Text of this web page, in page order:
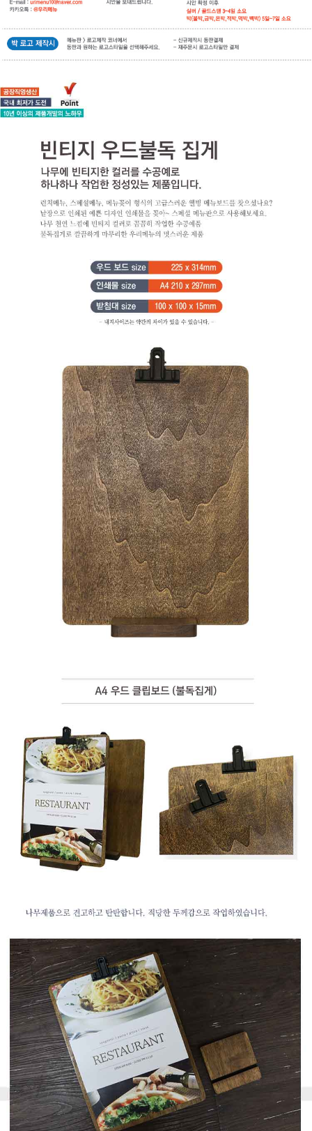
페이코 ID로
페이코 라이
PAYCO 바로
구매